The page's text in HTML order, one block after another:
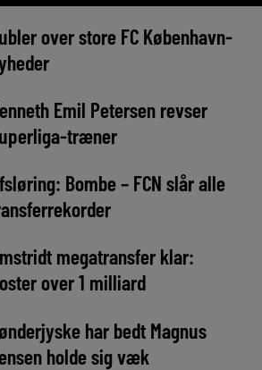
over store FC København-
Emil Petersen revser
træner
Bombe – FCN slår alle
megatransfer klar:
over 1 milliard
har bedt Magnus
holde sig væk